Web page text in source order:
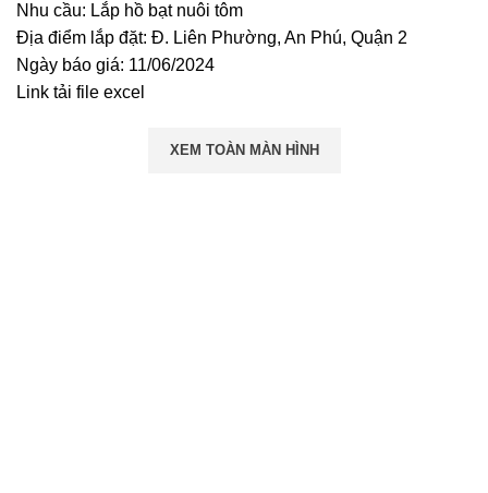
Nhu cầu: Lắp hồ bạt nuôi tôm
Địa điểm lắp đặt: Đ. Liên Phường, An Phú, Quận 2
Ngày báo giá: 11/06/2024
Link tải file excel
XEM TOÀN MÀN HÌNH